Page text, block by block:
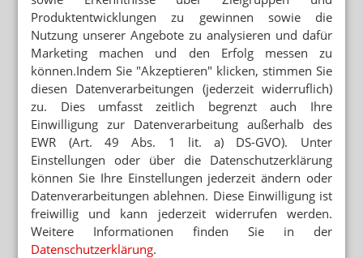
Produktentwicklungen zu gewinnen sowie die
Nutzung unserer Angebote zu analysieren und dafür
Marketing machen und den Erfolg messen zu
können.Indem Sie "Akzeptieren" klicken, stimmen Sie
diesen Datenverarbeitungen (jederzeit widerruflich)
zu. Dies umfasst zeitlich begrenzt auch Ihre
Einwilligung zur Datenverarbeitung außerhalb des
EWR (Art. 49 Abs. 1 lit. a) DS-GVO). Unter
Einstellungen oder über die Datenschutzerklärung
können Sie Ihre Einstellungen jederzeit ändern oder
Datenverarbeitungen ablehnen. Diese Einwilligung ist
freiwillig und kann jederzeit widerrufen werden.
Weitere Informationen finden Sie in der
Datenschutzerklärung.
Von Douglas zur CompuGroup
Mehr zum Thema
RETAXATIONEN IM GRIFF
Weniger Retax: „Bin begeistert vom E-Rezept“
VENTAVIS/ADEMPAS/APO-GO
Patientenprogramme: Hintermann reich, Apotheker
ruiniert
REZEPTKONTROLLE VOR ABGABE
Echtzeitprüfung: GfS gibt Retax-Garantie